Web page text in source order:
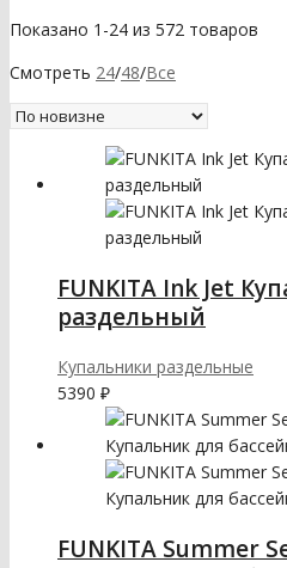
Показано 1-24 из 572 товаров
Смотреть 24/48/Все
FUNKITA Ink Jet
раздельный
Купальники раздельные
5390 ₽
FUNKITA Summer